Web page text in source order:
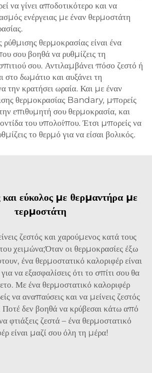
να γίνει αποδοτικότερο και να
ενέργειας με έναν θερμοστάτη
θερμοκρασίας είναι ένα
σου βοηθά να ρυθμίζεις τη
σου. Αντιλαμβάνει πόσο ζεστό ή
στο δωμάτιο και αυξάνει τη
την κρατήσει ωραία. Και με έναν
θερμοκρασίας Bandary, μπορείς
επιθυμητή σου θερμοκρασία, και
του υπολοίπου. Έτσι μπορείς να
το θερμό για να είσαι βολικός.
και εύκολος με θερμαντήρα με
τερμοστάτη
ζεστός και χαρούμενος κατά τους
χειμώνα;Όταν οι θερμοκρασίες έξω
ένα θερμοστατικό καλοριφέρ είναι
να εξασφαλίσεις ότι το σπίτι σου θα
Με ένα θερμοστατικό καλοριφέρ
να αναπαύσεις και να μείνεις ζεστός
Ποτέ δεν βοηθά να κρύβεσαι κάτω από
φτιάξεις ζεστά – ένα θερμοστατικό
είναι μαζί σου όλη τη μέρα!